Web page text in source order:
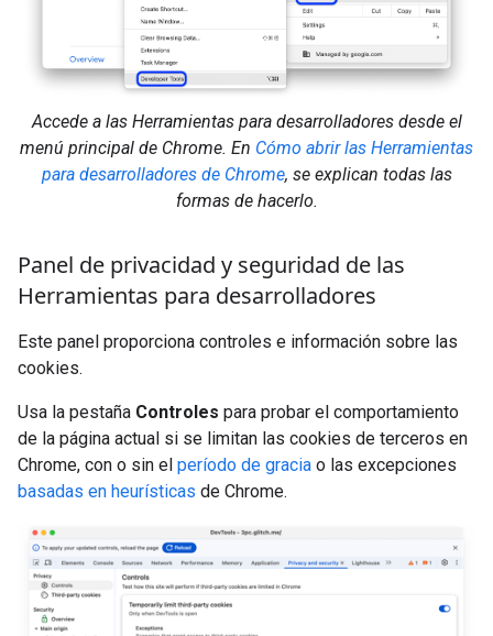
Accede a las Herramientas para desarrolladores desde el
menú principal de Chrome. En Cómo abrir las Herramientas
para desarrolladores de Chrome, se explican todas las
formas de hacerlo.
Panel de privacidad y seguridad de las
Herramientas para desarrolladores
Este panel proporciona controles e información sobre las
cookies.
Usa la pestaña Controles para probar el comportamiento
de la página actual si se limitan las cookies de terceros en
Chrome, con o sin el período de gracia o las excepciones
basadas en heurísticas de Chrome.